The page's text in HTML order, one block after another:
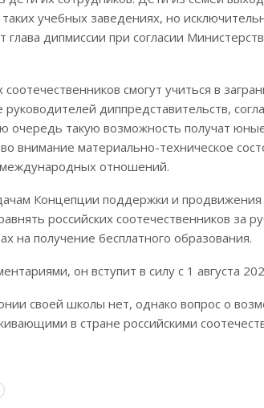
учебных заведениях, но
дипмиссии при согласии
смогут учиться в
диппредставительств,
очередь такую возможность получат
внимание материально-техническое
международных отношений.
Концепции поддержки и продвижения
российских соотечественников за
на получение бесплатного образования.
он вступит в силу с 1 августа
своей школы нет, однако вопрос о
в стране российскими